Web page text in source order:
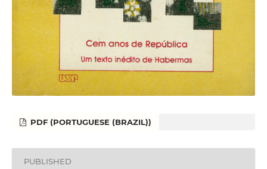
PDF (PORTUGUESE (BRAZIL))
PUBLISHED